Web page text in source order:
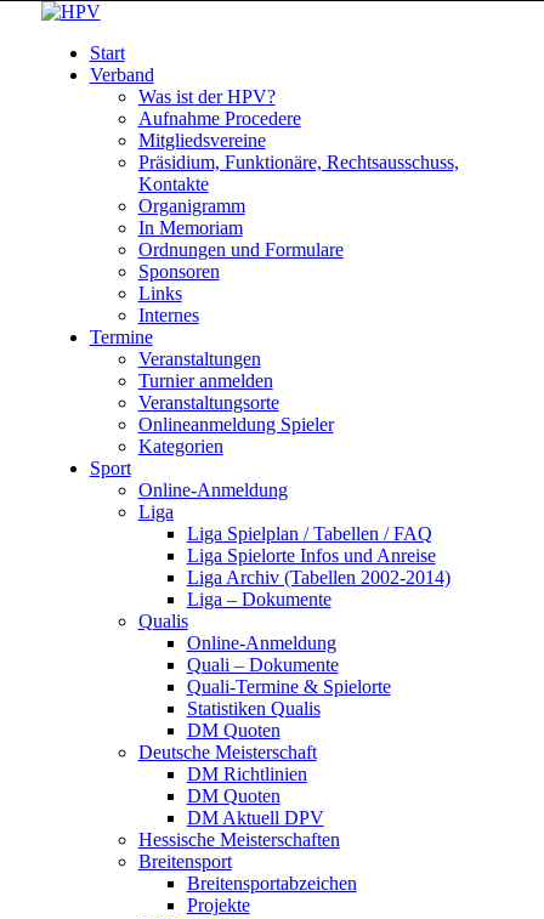
Start
Verband
Was ist der HPV?
Aufnahme Procedere
Mitgliedsvereine
Präsidium, Funktionäre, Rechtsausschuss,
Kontakte
Organigramm
In Memoriam
Ordnungen und Formulare
Sponsoren
Links
Internes
Termine
Veranstaltungen
Turnier anmelden
Veranstaltungsorte
Onlineanmeldung Spieler
Kategorien
Sport
Online-Anmeldung
Liga
Liga Spielplan / Tabellen / FAQ
Liga Spielorte Infos und Anreise
Liga Archiv (Tabellen 2002-2014)
Liga – Dokumente
Qualis
Online-Anmeldung
Quali – Dokumente
Quali-Termine & Spielorte
Statistiken Qualis
DM Quoten
Deutsche Meisterschaft
DM Richtlinien
DM Quoten
DM Aktuell DPV
Hessische Meisterschaften
Breitensport
Breitensportabzeichen
Projekte